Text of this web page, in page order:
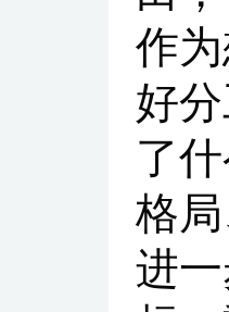
作
好
了
格
进